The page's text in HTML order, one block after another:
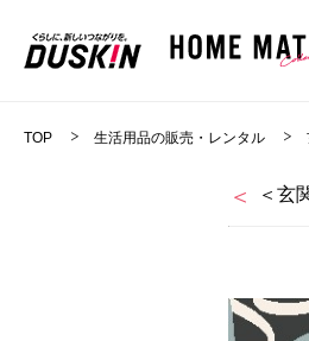
TOP 生活用品の販売・レンタル
＜玄